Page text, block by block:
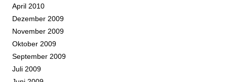
April 2010
Dezember 2009
November 2009
Oktober 2009
September 2009
Juli 2009